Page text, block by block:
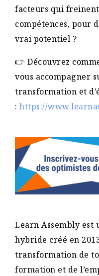
facteurs qui freinent
compétences, pour
vrai potentiel ?
👉 Découvrez
vous accompagner
transformation et
: https://
Learn Assembly est
hybride créé en
transformation de
formation et de